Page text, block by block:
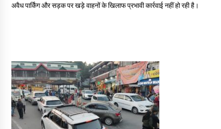
अवैध पार्किंग और सड़क पर खड़े वाहनों के खिलाफ प्रभावी कार्रवाई नहीं हो रही है।